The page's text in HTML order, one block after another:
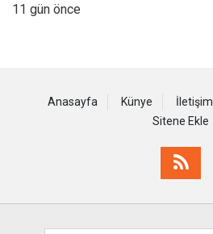
11 gün önce
Anasayfa Künye İletişim
Sitene Ekle